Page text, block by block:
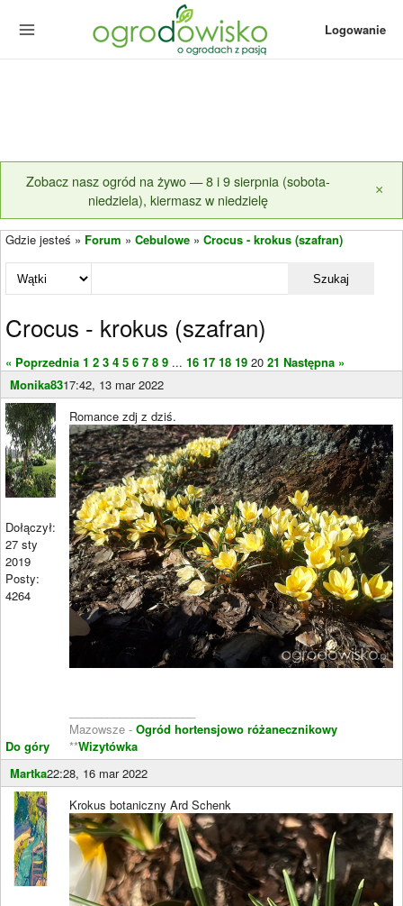
Logowanie
Zobacz nasz ogród na żywo — 8 i 9 sierpnia (sobota-
niedziela), kiermasz w niedzielę
×
Gdzie jesteś » Forum » Cebulowe » Crocus - krokus (szafran)
Szukaj
Crocus - krokus (szafran)
« Poprzednia 1 2 3 4 5 6 7 8 9 ... 16 17 18 19 20 21 Następna »
Monika8317:42, 13 mar 2022
Dołączył:
27 sty
2019
Posty:
4264
Do góry
Romance zdj z dziś.
Mazowsze - Ogród hortensjowo różanecznikowy
**Wizytówka
Martka22:28, 16 mar 2022
Krokus botaniczny Ard Schenk